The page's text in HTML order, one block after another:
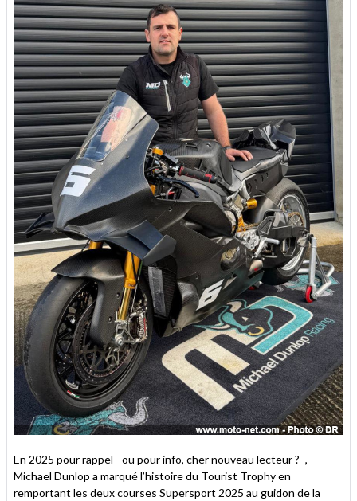
En 2025 pour rappel - ou pour info, cher nouveau lecteur ? -,
Michael Dunlop a marqué l’histoire du Tourist Trophy en
remportant les deux courses Supersport 2025 au guidon de la